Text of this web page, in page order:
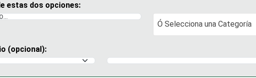
estas dos opciones:
Ó Selecciona una Categoría
Ó Selecciona una Categoría
(opcional):
Selecciona un Municipio